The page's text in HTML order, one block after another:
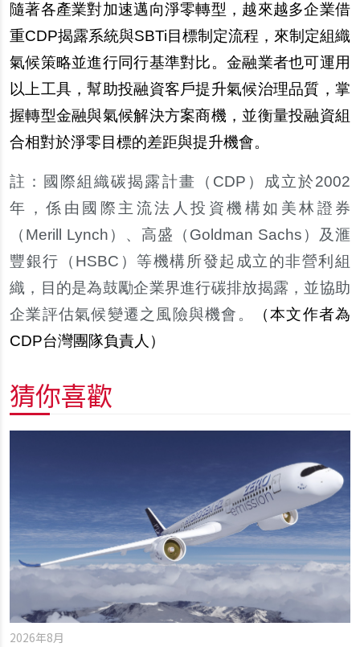
隨著各產業對加速邁向淨零轉型，越來越多企業借
重CDP揭露系統與SBTi目標制定流程，來制定組織
氣候策略並進行同行基準對比。金融業者也可運用
以上工具，幫助投融資客戶提升氣候治理品質，掌
握轉型金融與氣候解決方案商機，並衡量投融資組
合相對於淨零目標的差距與提升機會。
註：國際組織碳揭露計畫（CDP）成立於2002
年，係由國際主流法人投資機構如美林證券
（Merill Lynch）、高盛（Goldman Sachs）及滙
豐銀行（HSBC）等機構所發起成立的非營利組
織，目的是為鼓勵企業界進行碳排放揭露，並協助
企業評估氣候變遷之風險與機會。
（本文作者為
CDP台灣團隊負責人 ）
猜你喜歡
2026年8月